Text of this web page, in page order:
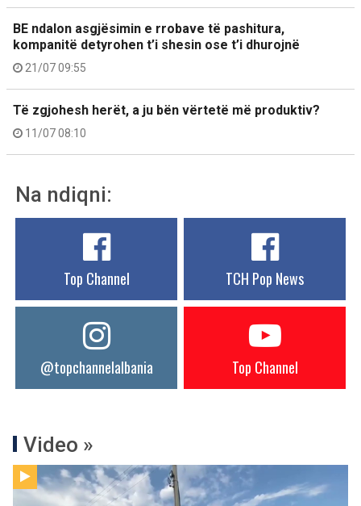
BE ndalon asgjësimin e rrobave të pashitura,
kompanitë detyrohen t’i shesin ose t’i dhurojnë
21/07 09:55
Të zgjohesh herët, a ju bën vërtetë më produktiv?
11/07 08:10
Na ndiqni:
Top Channel TCH Pop News
@topchannelalbania Top Channel
Video »